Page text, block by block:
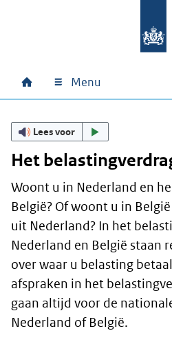
Hoofdnavigatie
Home Menu
Lees voor
Het
Woont u in Nederland en
België? Of woont u in
uit Nederland? In het
Nederland en België staan
over waar u belasting
afspraken in het
gaan altijd voor de
Nederland of België.